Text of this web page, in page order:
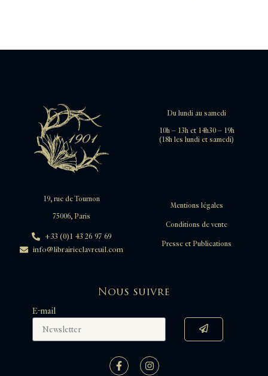
Du lundi au samedi
10h – 13h et 14h30 – 19h
(18h les lundi et samedi)
19, rue de Tournon
75006, Paris
+33 (0)1 43 26 97 69
info@librairieclavreuil.com
Mentions légales
Conditions de vente
Presse et Publications
Nous suivre
E-mail